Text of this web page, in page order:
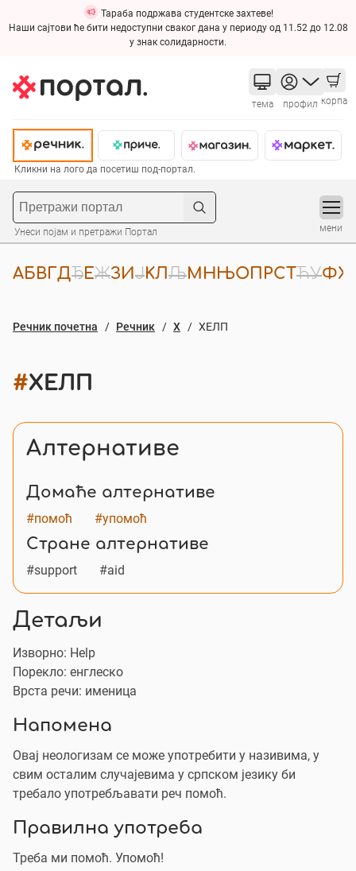
Тараба подржава студентске захтеве!
Наши сајтови ће бити недоступни сваког дана у периоду од 11.52 до 12.08
у знак солидарности.
тема профил корпа
Кликни на лого да посетиш под-портал.
Унеси појам и претражи Портал мени
АБВГ ДЂЕЖЗИЈКЛЉМНЊОПРС Т ЋУФХ
Речник почетна Речник Х ХЕЛП
#ХЕЛП
Алтернативе
Домаће алтернативе
#помоћ #упомоћ
Стране алтернативе
#support #aid
Детаљи
Изворно: Help
Порекло: енглеско
Врста речи: именица
Напомена
Овај неологизам се може употребити у називима, у
свим осталим случајевима у српском језику би
требало употребљавати реч помоћ.
Правилна употреба
Треба ми помоћ. Упомоћ!